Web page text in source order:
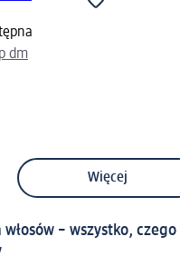
dm
Więcej
włosów – wszystko,